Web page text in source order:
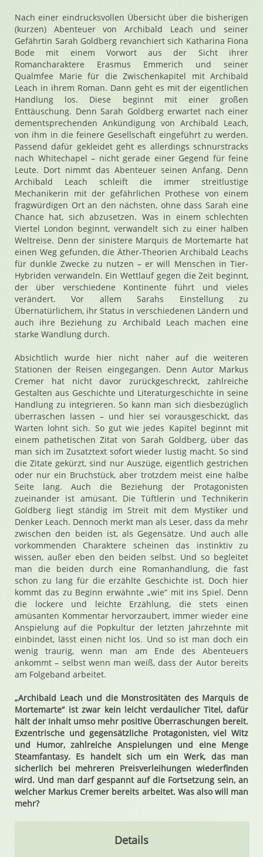
Nach einer eindrucksvollen Übersicht über die bisherigen
(kurzen) Abenteuer von Archibald Leach und seiner
Gefährtin Sarah Goldberg revanchiert sich Katharina Fiona
Bode mit einem Vorwort aus der Sicht ihrer
Romancharaktere Erasmus Emmerich und seiner
Qualmfee Marie für die Zwischenkapitel mit Archibald
Leach in ihrem Roman. Dann geht es mit der eigentlichen
Handlung los. Diese beginnt mit einer großen
Enttäuschung. Denn Sarah Goldberg erwartet nach einer
dementsprechenden Ankündigung von Archibald Leach,
von ihm in die feinere Gesellschaft eingeführt zu werden.
Passend dafür gekleidet geht es allerdings schnurstracks
nach Whitechapel – nicht gerade einer Gegend für feine
Leute. Dort nimmt das Abenteuer seinen Anfang. Denn
Archibald Leach schleift die immer streitlustige
Mechanikerin mit der gefährlichen Prothese von einem
fragwürdigen Ort an den nächsten, ohne dass Sarah eine
Chance hat, sich abzusetzen. Was in einem schlechten
Viertel London beginnt, verwandelt sich zu einer halben
Weltreise. Denn der sinistere Marquis de Mortemarte hat
einen Weg gefunden, die Äther-Theorien Archibald Leachs
für dunkle Zwecke zu nutzen – er will Menschen in Tier-
Hybriden verwandeln. Ein Wettlauf gegen die Zeit beginnt,
der über verschiedene Kontinente führt und vieles
verändert. Vor allem Sarahs Einstellung zu
Übernatürlichem, ihr Status in verschiedenen Ländern und
auch ihre Beziehung zu Archibald Leach machen eine
starke Wandlung durch.
Absichtlich wurde hier nicht näher auf die weiteren
Stationen der Reisen eingegangen. Denn Autor Markus
Cremer hat nicht davor zurückgeschreckt, zahlreiche
Gestalten aus Geschichte und Literaturgeschichte in seine
Handlung zu integrieren. So kann man sich diesbezüglich
überraschen lassen – und hier sei vorausgeschickt, das
Warten lohnt sich. So gut wie jedes Kapitel beginnt mit
einem pathetischen Zitat von Sarah Goldberg, über das
man sich im Zusatztext sofort wieder lustig macht. So sind
die Zitate gekürzt, sind nur Auszüge, eigentlich gestrichen
oder nur ein Bruchstück, aber trotzdem meist eine halbe
Seite lang. Auch die Beziehung der Protagonisten
zueinander ist amüsant. Die Tüftlerin und Technikerin
Goldberg liegt ständig im Streit mit dem Mystiker und
Denker Leach. Dennoch merkt man als Leser, dass da mehr
zwischen den beiden ist, als Gegensätze. Und auch alle
vorkommenden Charaktere scheinen das instinktiv zu
wissen, außer eben den beiden selbst. Und so begleitet
man die beiden durch eine Romanhandlung, die fast
schon zu lang für die erzählte Geschichte ist. Doch hier
kommt das zu Beginn erwähnte „wie“ mit ins Spiel. Denn
die lockere und leichte Erzählung, die stets einen
amüsanten Kommentar hervorzaubert, immer wieder eine
Anspielung auf die Popkultur der letzten Jahrzehnte mit
einbindet, lässt einen nicht los. Und so ist man doch ein
wenig traurig, wenn man am Ende des Abenteuers
ankommt – selbst wenn man weiß, dass der Autor bereits
am Folgeband arbeitet.
„Archibald Leach und die Monstrositäten des Marquis de
Mortemarte“ ist zwar kein leicht verdaulicher Titel, dafür
hält der Inhalt umso mehr positive Überraschungen bereit.
Exzentrische und gegensätzliche Protagonisten, viel Witz
und Humor, zahlreiche Anspielungen und eine Menge
Steamfantasy. Es handelt sich um ein Werk, das man
sicherlich bei mehreren Preisverleihungen wiederfinden
wird. Und man darf gespannt auf die Fortsetzung sein, an
welcher Markus Cremer bereits arbeitet. Was also will man
mehr?
Details